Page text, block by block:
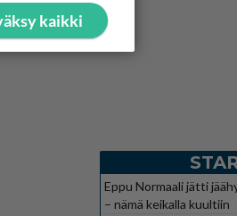
Eppu Normaali jätti
– nämä keikalla kuultiin
kaikki